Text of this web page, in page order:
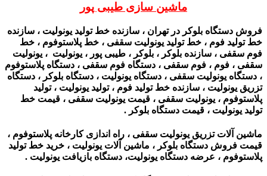
ماشین سازی طیبی پور
فروش دستگاه بلوکر در تهران ، سازنده خط تولید یونولیت ، سازنده
خط تولید فوم ، خط تولید یونولیت سقفی ، خط پلاستوفوم ، خط
فوم سقفی ، سازنده بلوکر ، بلوکر ، طیبی پور ، یونولیت ، یونولیت
سقفی ، فوم ، فوم سقفی ، دستگاه فوم سقفی ، دستگاه پلاستوفوم
، دستگاه یونولیت سقفی ، دستگاه یونولیت ، دستگاه بلوکر ، دستگاه
تزریق یونولیت ، سازنده خط تولید فوم ، تولید یونولیت ، تولید
پلاستوفوم ، یونولیت سقفی ، قیمت یونولیت سقفی ، قیمت خط
تولید یونولیت ، قیمت دستگاه بلوکر .
ماشین آلات تزریق یونولیت سقفی ، راه اندازی کارخانه پلاستوفوم ،
قیمت فروش دستگاه بلوکر ، ماشین آلات یونولیت‌ ، خرید خط تولید
پلاستوفوم ، عرضه دستگاه یونولیت، دستگاه بازیافت یونولیت .